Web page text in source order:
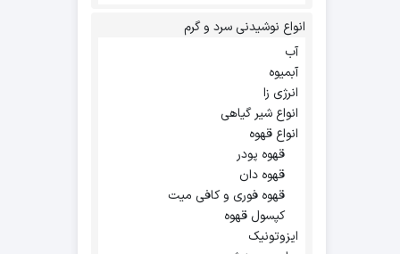
انواع نوشیدنی سرد و گرم
آب
آبمیوه
انرژی زا
انواع شیر گیاهی
انواع قهوه
قهوه پودر
قهوه دان
قهوه فوری و کافی میت
کپسول قهوه
ایزوتونیک